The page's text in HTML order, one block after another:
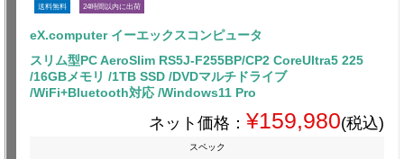
送料無料 24時間以内に出荷
eX.computer イーエックスコンピュータ
スリム型PC AeroSlim RS5J-F255BP/CP2 CoreUltra5 225
/16GBメモリ /1TB SSD /DVDマルチドライブ
/WiFi+Bluetooth対応 /Windows11 Pro
ネット価格： ¥159,980(税込)
スペック